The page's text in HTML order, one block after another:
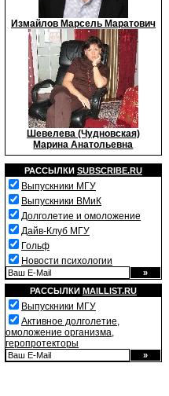
Измайлов Марсель Маратович
Шевелева (Чудновская)
Марина Анатольевна
РАССЫЛКИ SUBSCRIBE.RU
Выпускники МГУ
Выпускники ВМиК
Долголетие и омоложение
Дайв-Клуб МГУ
Гольф
Новости психологии
РАССЫЛКИ MAILLIST.RU
Выпускники МГУ
Активное долголетие,
омоложение организма,
геропротекторы